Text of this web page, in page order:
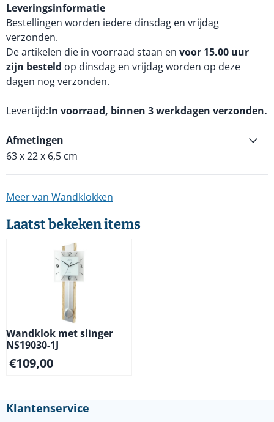
Leveringsinformatie
Bestellingen worden iedere dinsdag en vrijdag
verzonden.
De artikelen die in voorraad staan en voor 15.00 uur
zijn besteld op dinsdag en vrijdag worden op deze
dagen nog verzonden.
Levertijd In voorraad, binnen 3 werkdagen verzonden.
Afmetingen
63 x 22 x 6,5 cm
Meer van Wandklokken
Laatst bekeken items
Wandklok met slinger
NS19030-1J
€109,00
Klantenservice